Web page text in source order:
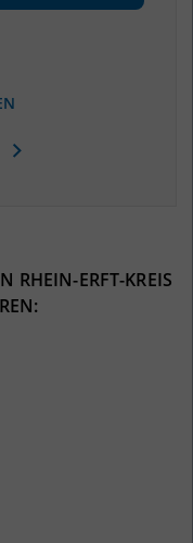
RHEIN-ERFT-KREIS